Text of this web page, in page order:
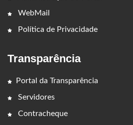
WebMail
Política de Privacidade
Transparência
Portal da Transparência
Servidores
Contracheque